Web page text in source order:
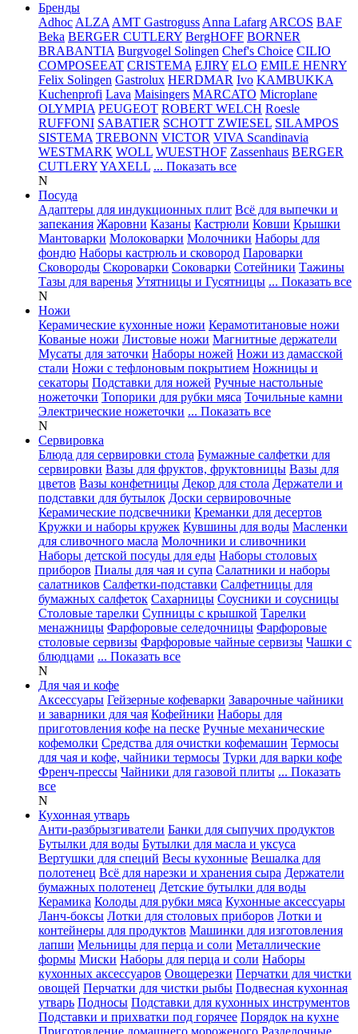
Бренды
Adhoc ALZA AMT Gastroguss Anna Lafarg ARCOS BAF
Beka BERGER CUTLERY BergHOFF BORNER
BRABANTIA Burgvogel Solingen Chef's Choice CILIO
COMPOSEEAT CRISTEMA EJIRY ELO EMILE HENRY
Felix Solingen Gastrolux HERDMAR Ivo KAMBUKKA
Kuchenprofi Lava Maisingers MARCATO Microplane
OLYMPIA PEUGEOT ROBERT WELCH Roesle
RUFFONI SABATIER SCHOTT ZWIESEL SILAMPOS
SISTEMA TREBONN VICTOR VIVA Scandinavia
WESTMARK WOLL WUESTHOF Zassenhaus BERGER
CUTLERYYAXELL ... Показать все
N
Посуда
Адаптеры для индукционных плит Всё для выпечки и
запекания Жаровни Казаны Кастрюли Ковши Крышки
Мантоварки Молоковарки Молочники Наборы для
фондю Наборы кастрюль и сковород Пароварки
Сковороды Скороварки Соковарки Сотейники Тажины
Тазы для варенья Утятницы и Гусятницы ... Показать все
N
Ножи
Керамические кухонные ножи Керамотитановые ножи
Кованые ножи Листовые ножи Магнитные держатели
Мусаты для заточки Наборы ножей Ножи из дамасской
стали Ножи с тефлоновым покрытием Ножницы и
секаторы Подставки для ножей Ручные настольные
ножеточки Топорики для рубки мяса Точильные камни
Электрические ножеточки ... Показать все
N
Сервировка
Блюда для сервировки стола Бумажные салфетки для
сервировки Вазы для фруктов, фруктовницы Вазы для
цветов Вазы конфетницы Декор для стола Держатели и
подставки для бутылок Доски сервировочные
Керамические подсвечники Креманки для десертов
Кружки и наборы кружек Кувшины для воды Масленки
для сливочного масла Молочники и сливочники
Наборы детской посуды для еды Наборы столовых
приборов Пиалы для чая и супа Салатники и наборы
салатников Салфетки-подставки Салфетницы для
бумажных салфеток Сахарницы Соусники и соусницы
Столовые тарелки Супницы с крышкой Тарелки
менажницы Фарфоровые селедочницы Фарфоровые
столовые сервизы Фарфоровые чайные сервизы Чашки с
блюдцами ... Показать все
N
Для чая и кофе
Аксессуары Гейзерные кофеварки Заварочные чайники
и заварники для чая Кофейники Наборы для
приготовления кофе на песке Ручные механические
кофемолки Средства для очистки кофемашин Термосы
для чая и кофе, чайники термосы Турки для варки кофе
Френч-прессы Чайники для газовой плиты ... Показать
все
N
Кухонная утварь
Анти-разбрызгиватели Банки для сыпучих продуктов
Бутылки для воды Бутылки для масла и уксуса
Вертушки для специй Весы кухонные Вешалка для
полотенец Всё для нарезки и хранения сыра Держатели
бумажных полотенец Детские бутылки для воды
Керамика Колоды для рубки мяса Кухонные аксессуары
Ланч-боксы Лотки для столовых приборов Лотки и
контейнеры для продуктов Машинки для изготовления
лапши Мельницы для перца и соли Металлические
формы Миски Наборы для перца и соли Наборы
кухонных аксессуаров Овощерезки Перчатки для чистки
овощей Перчатки для чистки рыбы Подвесная кухонная
утварь Подносы Подставки для кухонных инструментов
Подставки и прихватки под горячее Порядок на кухне
Приготовление домашнего мороженого Разделочные